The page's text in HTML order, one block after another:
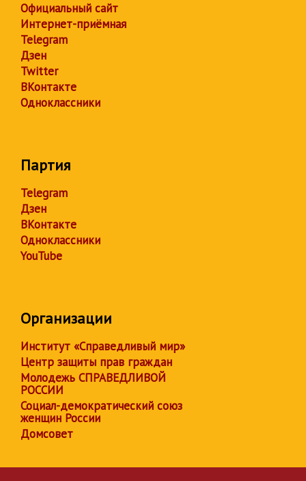
Официальный сайт
Интернет-приёмная
Telegram
Дзен
Twitter
ВКонтакте
Одноклассники
Партия
Telegram
Дзен
ВКонтакте
Одноклассники
YouTube
Организации
Институт «Справедливый мир»
Центр защиты прав граждан
Молодежь СПРАВЕДЛИВОЙ
РОССИИ
Социал-демократический союз
женщин России
Домсовет